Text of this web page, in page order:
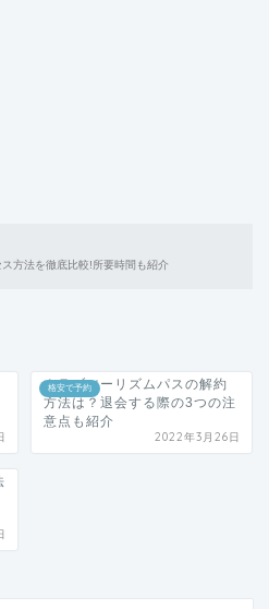
方法を徹底比較!所要時間も紹介
格安で予約
クラブツーリズムパスの解約
方法は？退会する際の3つの注
意点も紹介
2022年3月26日